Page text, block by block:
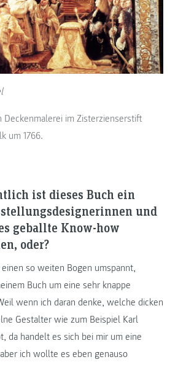
Deckenmalerei im Zisterzienserstift
um 1766.
ist dieses Buch ein
und
geballte Know-how
oder?
so weiten Bogen umspannt,
Buch um eine sehr knappe
wenn ich daran denke, welche dicken
Gestalter wie zum Beispiel Karl
da handelt es sich bei mir um eine
ich wollte es eben genauso